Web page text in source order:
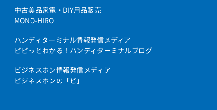
中古美品家電・DIY用品販売
MONO-HIRO
ハンディターミナル情報発信メディア
ピピっとわかる！ハンディターミナルブログ
ビジネスホン情報発信メディア
ビジネスホンの「ビ」